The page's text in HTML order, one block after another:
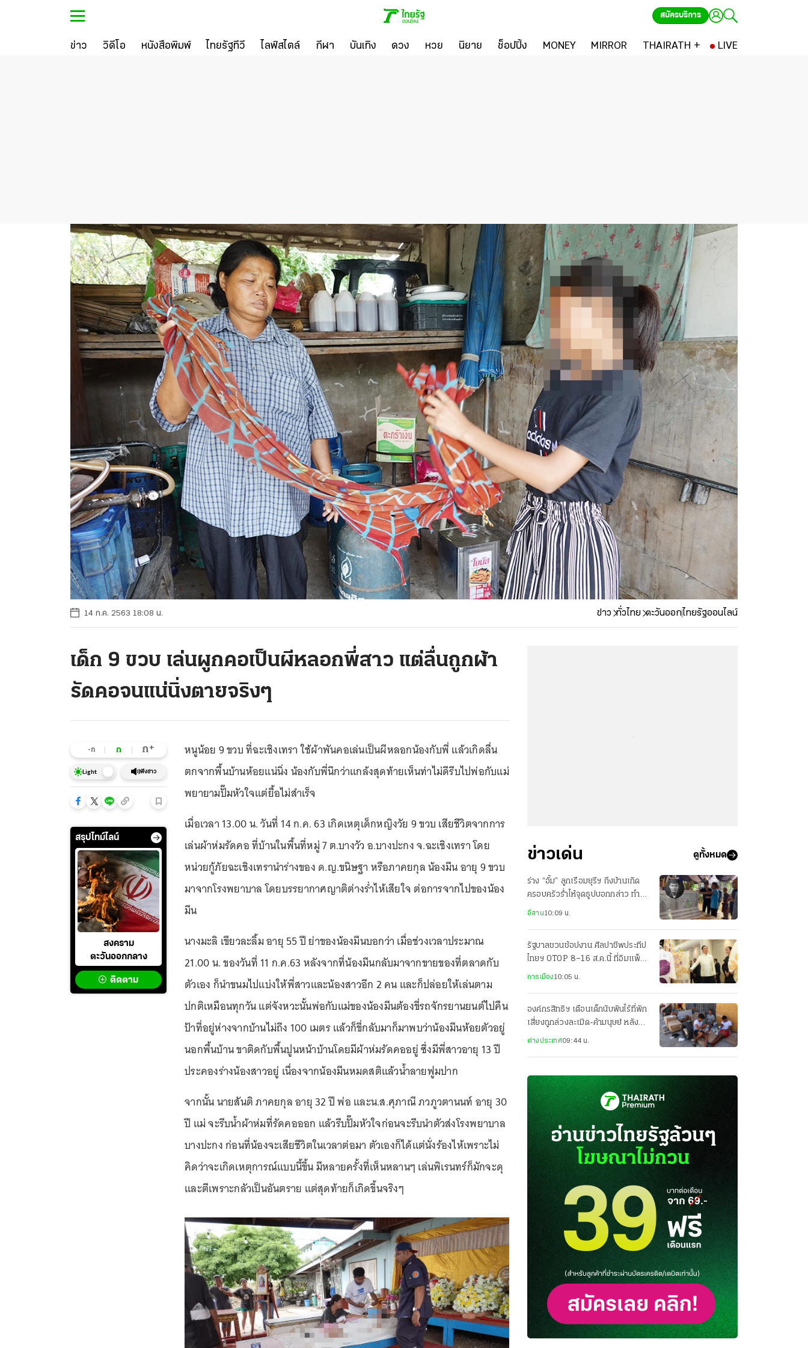
สมัครบริการ
ข่าว วิดีโอ หนังสือพิมพ์ ไทยรัฐทีวี ไลฟ์สไตล์ กีฬา บันเทิง ดวง หวย นิยาย ช็อปปิ้ง MONEY MIRROR THAIRATH + LIVE
14 ก.ค. 2563 18:08 น. ข่าว ทั่วไทย ตะวันออกไทยรัฐออนไลน์
เด็ก 9 ขวบ เล่นผูกคอเป็นผีหลอกพี่สาว แต่ลื่นถูกผ้า
รัดคอจนแน่นิ่งตายจริงๆ
-ก ก ก+
Light ฟังข่าว
สรุปไทม์ไลน์
สงคราม
ตะวันออกกลาง
ติดตาม
หนูน้อย 9 ขวบ ที่ฉะเชิงเทรา ใช้ผ้าพันคอเล่นเป็นผีหลอกน้องกับพี่ แล้วเกิดลื่น
ตกจากพื้นบ้านห้อยแน่นิ่ง น้องกับพี่นึกว่าแกล้งสุดท้ายเห็นท่าไม่ดีรีบไปพ่อกับแม่
พยายามปั๊มหัวใจแต่ยื้อไม่สำเร็จ
เมื่อเวลา 13.00 น. วันที่ 14 ก.ค. 63 เกิดเหตุเด็กหญิงวัย 9 ขวบ เสียชีวิตจากการ
เล่นผ้าห่มรัดคอ ที่บ้านในพื้นที่หมู่ 7 ต.บางวัว อ.บางปะกง จ.ฉะเชิงเทรา โดย
หน่วยกู้ภัยฉะเชิงเทรานำร่างของ ด.ญ.ขนิษฐา หรือภาคยกุล น้องมีน อายุ 9 ขวบ
มาจากโรงพยาบาล โดยบรรยากาศญาติต่างร่ำไห้เสียใจ ต่อการจากไปของน้อง
มีน
นางมะลิ เขียวละลิ้ม อายุ 55 ปี ย่าของน้องมีนบอกว่า เมื่อช่วงเวลาประมาณ
21.00 น. ของวันที่ 11 ก.ค.63 หลังจากที่น้องมีนกลับมาจากขายของที่ตลาดกับ
ตัวเอง ก็นำขนมไปแบ่งให้พี่สาวและน้องสาวอีก 2 คน และก็ปล่อยให้เล่นตาม
ปกติเหมือนทุกวัน แต่จังหวะนั้นพ่อกับแม่ของน้องมีนต้องขี่รถจักรยานยนต์ไปคืน
ป้าที่อยู่ห่างจากบ้านไม่ถึง 100 เมตร แล้วก็ขี่กลับมาก็มาพบว่าน้องมีนห้อยตัวอยู่
นอกพื้นบ้าน ขาติดกับพื้นปูนหน้าบ้านโดยมีผ้าห่มรัดคออยู่ ซึ่งมีพี่สาวอายุ 13 ปี
ประคองร่างน้องสาวอยู่ เนื่องจากน้องมีนหมดสติแล้วน้ำลายฟูมปาก
จากนั้น นายสันติ ภาคยกุล อายุ 32 ปี พ่อ และน.ส.ศุภาณี ภวภูวตานนท์ อายุ 30
ปี แม่ จะรีบน้ำผ้าห่มที่รัดคอออก แล้วรีบปั๊มหัวใจก่อนจะรีบนำตัวส่งโรงพยาบาล
บางปะกง ก่อนที่น้องจะเสียชีวิตในเวลาต่อมา ตัวเองก็ได้แต่นั่งร้องไห้เพราะไม่
คิดว่าจะเกิดเหตุการณ์แบบนี้ขึ้น มีหลายครั้งที่เห็นหลานๆ เล่นพิเรนทร์ก็มักจะดุ
และตีเพราะกลัวเป็นอันตราย แต่สุดท้ายก็เกิดขึ้นจริงๆ
ข่าวเด่น ดูทั้งหมด
ร่าง “อั้ม” ลูกเรือมยุรีฯ ถึงบ้านเกิด
ครอบครัวร่ำไห้จุดธูปบอกกล่าว ทำ
พิธีทางศาสนา
อีสาน10:09 น.
รัฐบาลชวนช้อปงาน ศิลปาชีพประทีป
ไทยฯ OTOP 8–16 ส.ค.นี้ ที่อิมแพ็ค
เมืองทองธานี
การเมือง10:05 น.
องค์กรสิทธิฯ เตือนเด็กนับพันไร้ที่พัก
เสี่ยงถูกล่วงละเมิด-ค้ามนุษย์ หลัง
ทะลักข้ามพรมแดนสเปน
ต่างประเทศ09:44 น.